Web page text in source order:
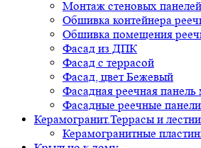
Монтаж стеновых
Обшивка контейнера
Обшивка помещения
Фасад из ДПК
Фасад с террасой
Фасад, цвет Бежевый
Фасадная реечная
Фасадные реечные
Керамогранит.Террасы и
Керамогранитные